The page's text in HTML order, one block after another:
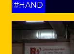
#HAND